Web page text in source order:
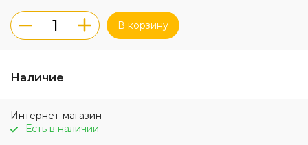
В корзину
Наличие
Интернет-магазин
Есть в наличии